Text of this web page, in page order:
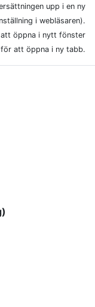
upp i en ny
i webläsaren).
öppna i nytt fönster
att öppna i ny tabb.